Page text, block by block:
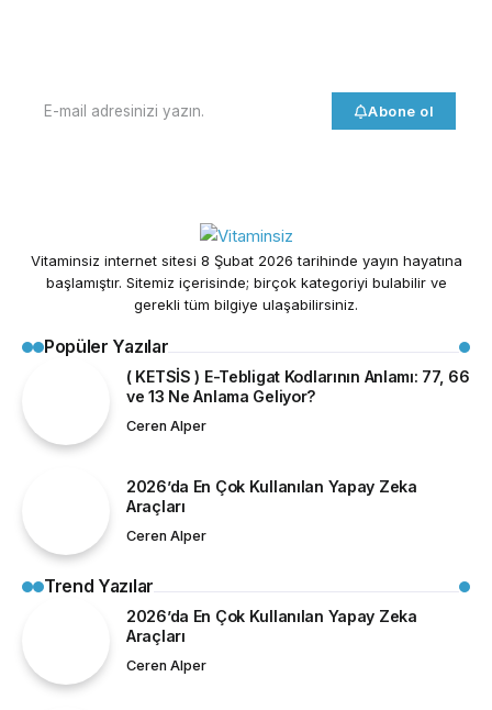
Abone ol
Vitaminsiz internet sitesi 8 Şubat 2026 tarihinde yayın hayatına
başlamıştır. Sitemiz içerisinde; birçok kategoriyi bulabilir ve
gerekli tüm bilgiye ulaşabilirsiniz.
Popüler Yazılar
( KETSİS ) E-Tebligat Kodlarının Anlamı: 77, 66
ve 13 Ne Anlama Geliyor?
Ceren Alper
2026’da En Çok Kullanılan Yapay Zeka
Araçları
Ceren Alper
Trend Yazılar
2026’da En Çok Kullanılan Yapay Zeka
Araçları
Ceren Alper